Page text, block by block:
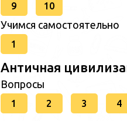
9 10
Учимся самостоятельно
1
Античная
Вопросы
1 2 3 4